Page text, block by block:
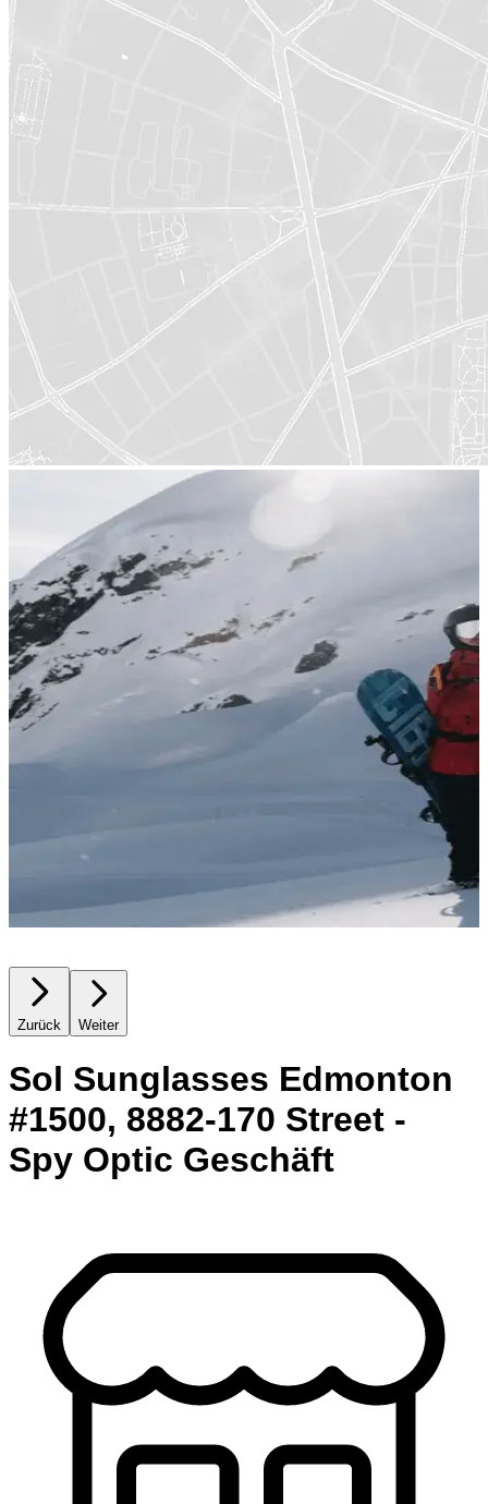
Zurück Weiter
Sol Sunglasses Edmonton
#1500, 8882-170 Street -
Spy Optic Geschäft